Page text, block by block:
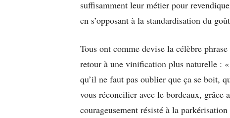
suffisamment leur métier pour
en s’opposant à la standardisation du
Tous ont comme devise la célèbre
retour à une vinification plus naturelle :
qu’il ne faut pas oublier que ça se boit,
vous réconcilier avec le bordeaux,
courageusement résisté à la